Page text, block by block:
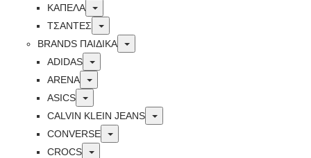
ΚΑΠΕΛΑ
Toggle
ΤΣΑΝΤΕΣ
Toggle
BRANDS ΠΑΙΔΙΚΆ
Toggle
ADIDAS
Toggle
ARENA
Toggle
ASICS
Toggle
CALVIN KLEIN JEANS
Toggle
CONVERSE
Toggle
CROCS
Toggle